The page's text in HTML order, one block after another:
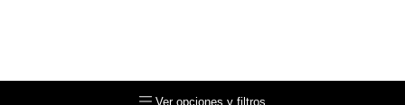
Ver opciones y filtros